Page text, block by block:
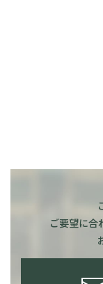
ご要望に合